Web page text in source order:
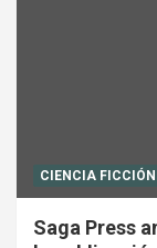
CIENCIA FICCIÓN
Saga Press